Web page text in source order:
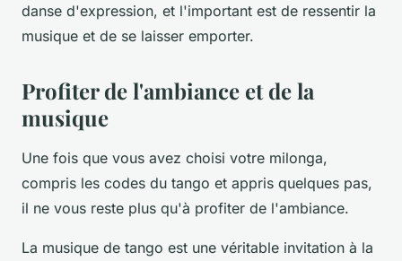
danse d'expression, et l'important est de ressentir la
musique et de se laisser emporter.
Profiter de l'ambiance et de la
musique
Une fois que vous avez choisi votre milonga,
compris les codes du tango et appris quelques pas,
il ne vous reste plus qu'à profiter de l'ambiance.
La musique de tango est une véritable invitation à la